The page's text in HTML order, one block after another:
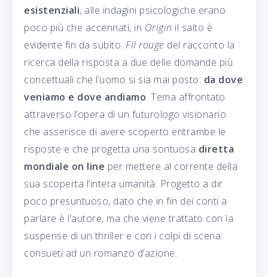
esistenziali, alle indagini psicologiche erano
poco più che accennati, in Origin il salto è
evidente fin da subito. Fil rouge del racconto la
ricerca della risposta a due delle domande più
concettuali che l’uomo si sia mai posto: da dove
veniamo e dove andiamo. Tema affrontato
attraverso l’opera di un futurologo visionario
che asserisce di avere scoperto entrambe le
risposte e che progetta una sontuosa diretta
mondiale on line per mettere al corrente della
sua scoperta l’intera umanità. Progetto a dir
poco presuntuoso, dato che in fin dei conti a
parlare è l’autore, ma che viene trattato con la
suspense di un thriller e con i colpi di scena
consueti ad un romanzo d’azione.